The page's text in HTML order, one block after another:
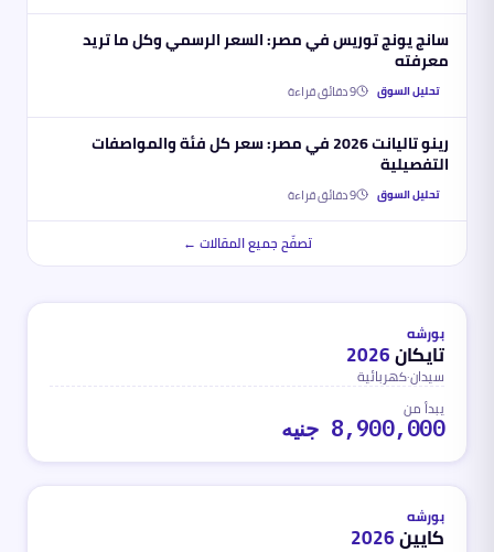
سانج يونج توريس في مصر: السعر الرسمي وكل ما تريد
معرفته
تحليل السوق 9دقائق قراءة
رينو تاليانت 2026 في مصر: سعر كل فئة والمواصفات
التفصيلية
تحليل السوق 9دقائق قراءة
تصفّح جميع المقالات ←
محدثمنذ شهر واحد تقريباًبورشه
تايكان2026
سيدان·كهربائية
يبدأ من
8,900,000 جنيه
محدثمنذ شهر واحد تقريباً
بنزين
بورشه
كايين2026